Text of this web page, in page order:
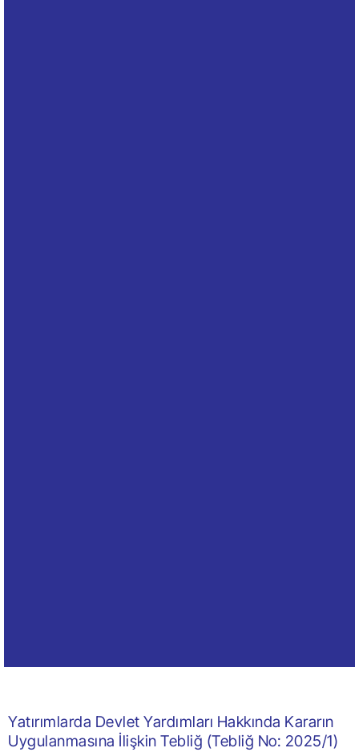
Yatırımlarda Devlet Yardımları Hakkında Kararın
Uygulanmasına İlişkin Tebliğ (Tebliğ No: 2025/1)